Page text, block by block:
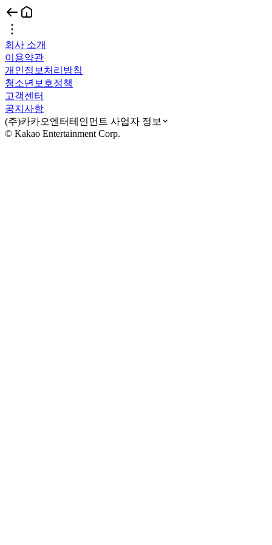
회사 소개
이용약관
개인정보처리방침
청소년보호정책
고객센터
공지사항
(주)카카오엔터테인먼트 사업자 정보
© Kakao Entertainment Corp.